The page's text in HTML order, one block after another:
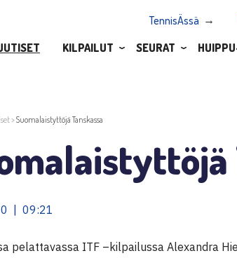
TennisÄssä
KILPAILUT SEURAT
>Suomalaistyttöjä Tanskassa
| 09:21
pelattavassa ITF –kilpailussa Alexandra